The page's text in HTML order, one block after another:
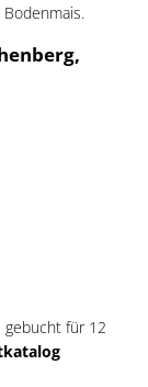
Bodenmais.
für 12